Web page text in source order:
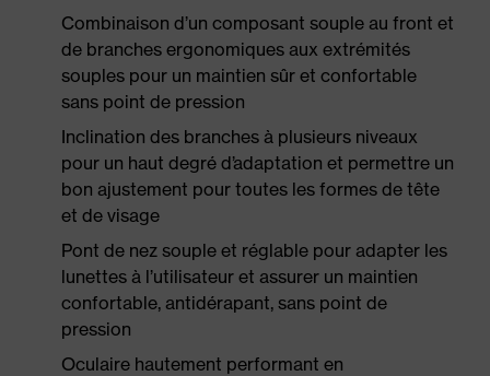
Combinaison d’un composant souple au front et
de branches ergonomiques aux extrémités
souples pour un maintien sûr et confortable
sans point de pression
Inclination des branches à plusieurs niveaux
pour un haut degré d’adaptation et permettre un
bon ajustement pour toutes les formes de tête
et de visage
Pont de nez souple et réglable pour adapter les
lunettes à l’utilisateur et assurer un maintien
confortable, antidérapant, sans point de
pression
Oculaire hautement performant en